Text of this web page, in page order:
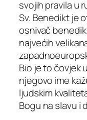
svojih pravila u
Sv. Benedikt je
osnivač
najvećih
Bio je to čovjek
njegovo ime
ljudskim
Bogu na slavu i